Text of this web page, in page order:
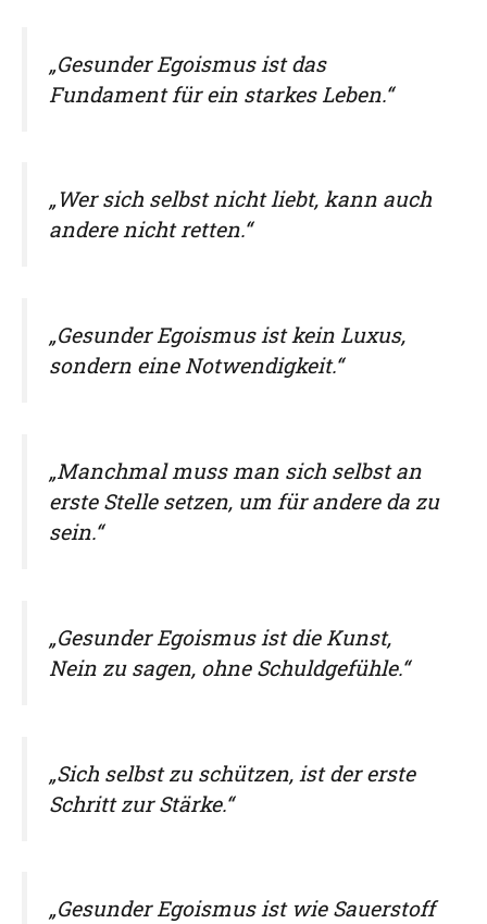
„Gesunder Egoismus ist das
Fundament für ein starkes Leben.“
„Wer sich selbst nicht liebt, kann auch
andere nicht retten.“
„Gesunder Egoismus ist kein Luxus,
sondern eine Notwendigkeit.“
„Manchmal muss man sich selbst an
erste Stelle setzen, um für andere da zu
sein.“
„Gesunder Egoismus ist die Kunst,
Nein zu sagen, ohne Schuldgefühle.“
„Sich selbst zu schützen, ist der erste
Schritt zur Stärke.“
„Gesunder Egoismus ist wie Sauerstoff